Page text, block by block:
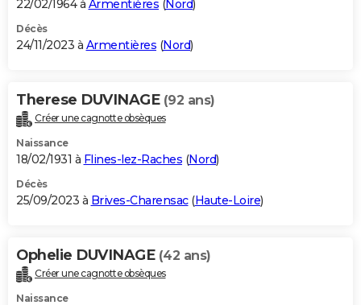
22/02/1964 à Armentières (Nord)
Décès
24/11/2023 à Armentières (Nord)
Therese DUVINAGE (92 ans)
Créer une cagnotte obsèques
Naissance
18/02/1931 à Flines-lez-Raches (Nord)
Décès
25/09/2023 à Brives-Charensac(Haute-Loire)
Ophelie DUVINAGE (42 ans)
Créer une cagnotte obsèques
Naissance